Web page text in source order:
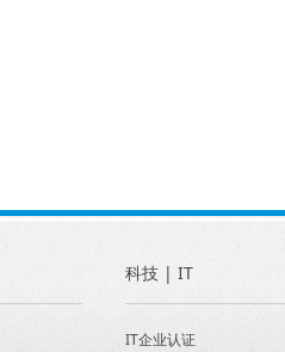
科技 | IT
IT企业认证